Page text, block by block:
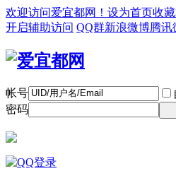
欢迎访问爱宜都网！ 设为首页收
开启辅助访问 QQ群新浪微博腾讯
帐号
密码